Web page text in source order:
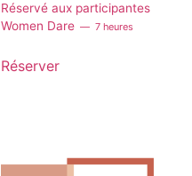
Réservé aux participantes
Women Dare
7 heures
Réserver